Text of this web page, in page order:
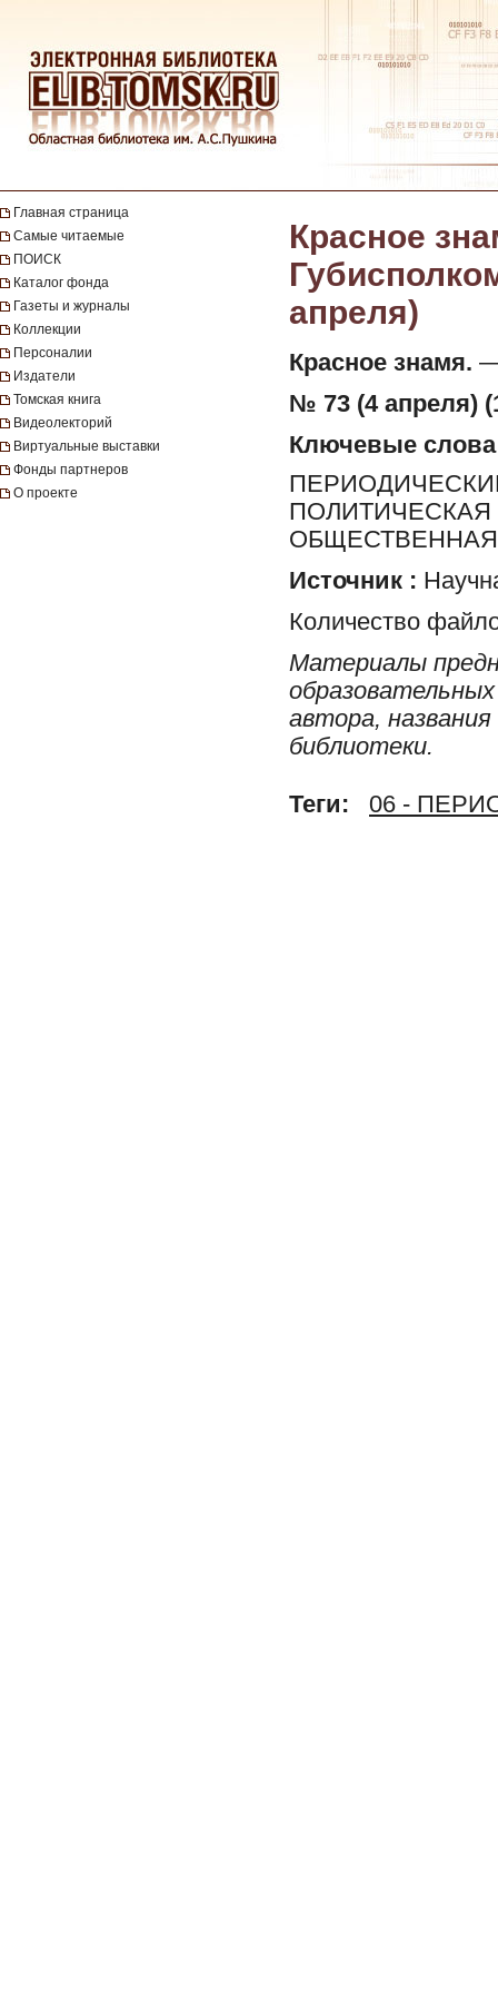
Главная страница
Самые читаемые
ПОИСК
Каталог фонда
Газеты и журналы
Коллекции
Персоналии
Издатели
Томская книга
Видеолекторий
Виртуальные выставки
Фонды партнеров
О проекте
Красное
апреля)
Красное знамя. —
№ 73 (4 апреля)
Ключевые слова
Источник :
Количество
Материалы
автора,
библиотеки.
Теги: 06 -